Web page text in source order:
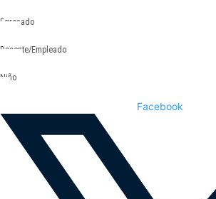
Egresado
Docente/Empleado
Niño
Facebook